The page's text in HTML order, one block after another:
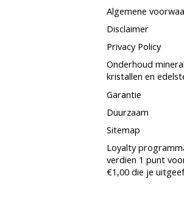
Algemene
Disclaimer
Privacy Policy
Onderhoud
kristallen en
Garantie
Duurzaam
Sitemap
Loyalty
verdien 1 punt
€1,00 die je